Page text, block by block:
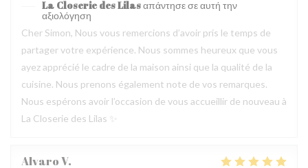
La Closerie des Lilasαπάντησε σε αυτή την
αξιολόγηση
Cher Simon, Nous vous remercions d’avoir pris le temps de
partager votre expérience. Nous sommes heureux que vous
ayez apprécié le cadre de la maison ainsi que la qualité de la
cuisine. Nous prenons également note de vos remarques.
Nous espérons avoir l’occasion de vous accueillir de nouveau à
La Closerie des Lilas ✨
AlvaroV